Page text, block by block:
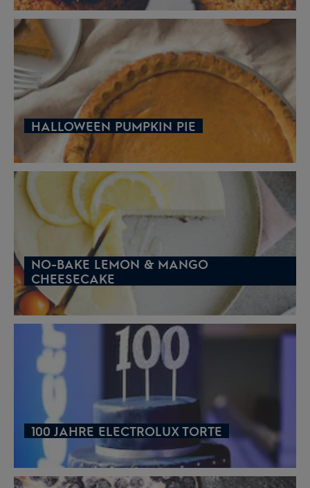
HALLOWEEN PUMPKIN PIE
NO-BAKE LEMON & MANGO
CHEESECAKE
100 JAHRE ELECTROLUX TORTE